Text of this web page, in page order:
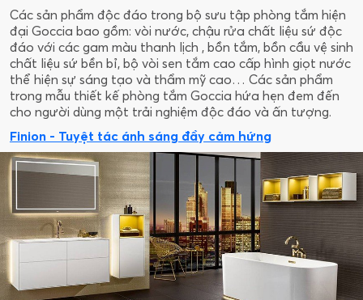
Các sản phẩm độc đáo trong bộ sưu tập phòng tắm hiện
đại Goccia bao gồm: vòi nước, chậu rửa chất liệu sứ độc
đáo với các gam màu thanh lịch , bồn tắm, bồn cầu vệ sinh
chất liệu sứ bền bỉ, bộ vòi sen tắm cao cấp hình giọt nước
thể hiện sự sáng tạo và thẩm mỹ cao… Các sản phẩm
trong mẫu thiết kế phòng tắm Goccia hứa hẹn đem đến
cho người dùng một trải nghiệm độc đáo và ấn tượng.
Finion - Tuyệt tác ánh sáng đầy cảm hứng